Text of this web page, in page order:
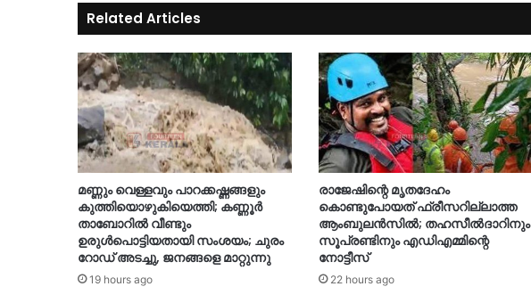
Related Articles
മണ്ണും വെള്ളവും പാറക്കഷ്ണങ്ങളും
കുത്തിയൊഴുകിയെത്തി; കണ്ണൂർ
താബോറിൽ വീണ്ടും
ഉരുൾപൊട്ടിയതായി സംശയം; ചുരം
റോഡ് അടച്ചു, ജനങ്ങളെ മാറ്റുന്നു
19 hours ago
രാജേഷിന്റെ മൃതദേഹം
കൊണ്ടുപോയത് ഫ്രീസറില്ലാത്ത
ആംബുലൻസിൽ; തഹസീൽദാറിനും
സൂപ്രണ്ടിനും എഡിഎമ്മിന്റെ
നോട്ടീസ്
22 hours ago